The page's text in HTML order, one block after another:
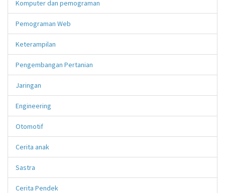
Komputer dan pemograman
Pemograman Web
Keterampilan
Pengembangan Pertanian
Jaringan
Engineering
Otomotif
Cerita anak
Sastra
Cerita Pendek